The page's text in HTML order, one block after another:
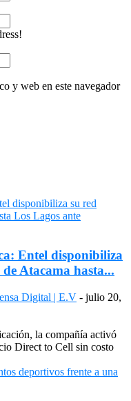
y web en este navegador
Entel disponibiliza
Atacama hasta...
Digital | E.V - julio 20,
la compañía activó
Direct to Cell sin costo